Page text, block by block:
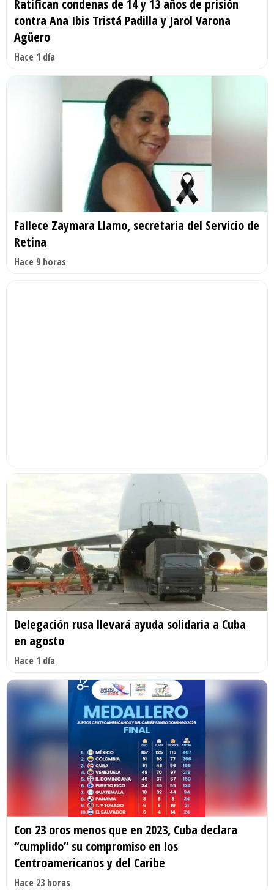
Ratifican condenas de 14 y 13 años de prisión
contra Ana Ibis Tristá Padilla y Jarol Varona
Agüero
Hace 1 día
Fallece Zaymara Llamo, secretaria del Servicio de
Retina
Hace 9 horas
Delegación rusa llevará ayuda solidaria a Cuba
en agosto
Hace 1 día
Con 23 oros menos que en 2023, Cuba declara
“cumplido” su compromiso en los
Centroamericanos y del Caribe
Hace 23 horas